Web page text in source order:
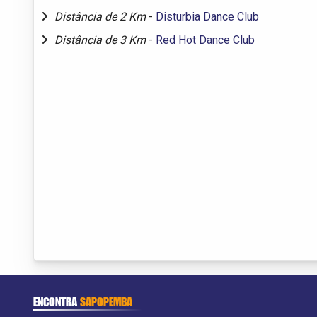
Distância de 2 Km - Disturbia Dance Club
Distância de 3 Km - Red Hot Dance Club
ENCONTRASAPOPEMBA